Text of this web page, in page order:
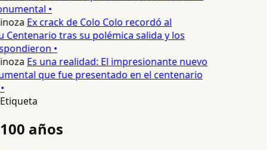
•
Ex crack de Colo Colo recordó al
Centenario tras su polémica salida y los
•
Es una realidad: El impresionante nuevo
que fue presentado en el centenario
Etiqueta
100 años